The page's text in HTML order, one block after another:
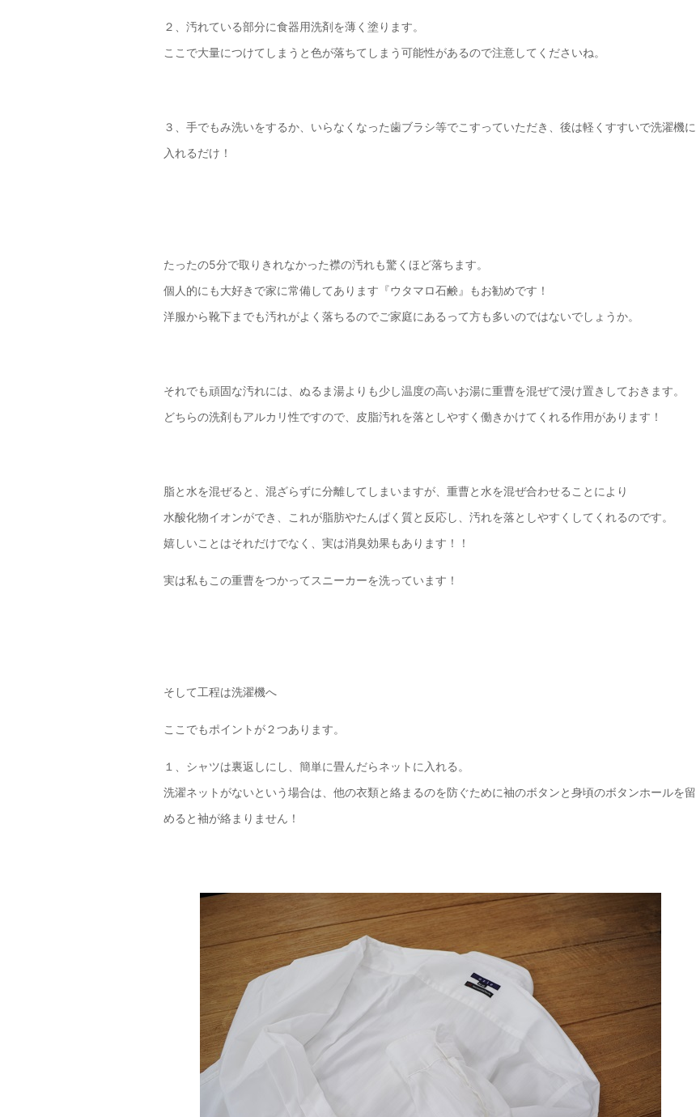
２、汚れている部分に食器用洗剤を薄く塗ります。
ここで大量につけてしまうと色が落ちてしまう可能性があるので注意してくださいね。
３、手でもみ洗いをするか、いらなくなった歯ブラシ等でこすっていただき、後は軽くすすいで洗濯機に
入れるだけ！
たったの5分で取りきれなかった襟の汚れも驚くほど落ちます。
個人的にも大好きで家に常備してあります『ウタマロ石鹸』もお勧めです！
洋服から靴下までも汚れがよく落ちるのでご家庭にあるって方も多いのではないでしょうか。
それでも頑固な汚れには、ぬるま湯よりも少し温度の高いお湯に重曹を混ぜて浸け置きしておきます。
どちらの洗剤もアルカリ性ですので、皮脂汚れを落としやすく働きかけてくれる作用があります！
脂と水を混ぜると、混ざらずに分離してしまいますが、重曹と水を混ぜ合わせることにより
水酸化物イオンができ、これが脂肪やたんぱく質と反応し、汚れを落としやすくしてくれるのです。
嬉しいことはそれだけでなく、実は消臭効果もあります！！
実は私もこの重曹をつかってスニーカーを洗っています！
そして工程は洗濯機へ
ここでもポイントが２つあります。
１、シャツは裏返しにし、簡単に畳んだらネットに入れる。
洗濯ネットがないという場合は、他の衣類と絡まるのを防ぐために袖のボタンと身頃のボタンホールを留
めると袖が絡まりません！